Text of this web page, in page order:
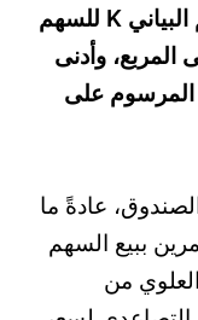
على وجه التحديد، يوجد على الرسم البياني K للسهم
وأدنى
المرسوم على
عادةً ما
ببيع السهم
من